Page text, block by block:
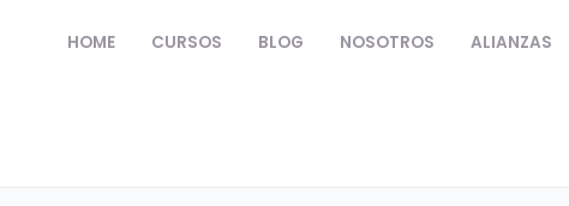
HOME CURSOS BLOG NOSOTROS ALIANZAS